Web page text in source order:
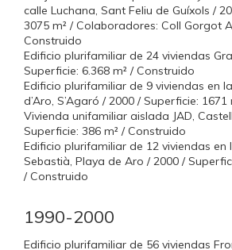
calle Luchana, Sant Feliu de Guíxols /
3075 m² / Colaboradores: Coll Gorgot
Construido
Edificio plurifamiliar de 24 viviendas
Superficie: 6.368 m² / Construido
Edificio plurifamiliar de 9 viviendas en
d’Aro, S’Agaró / 2000 / Superficie:
Vivienda unifamiliar aislada JAD,
Superficie: 386 m² / Construido
Edificio plurifamiliar de 12 viviendas en
Sebastià, Playa de Aro / 2000 /
/ Construido
1990-2000
Edificio plurifamiliar de 56 viviendas